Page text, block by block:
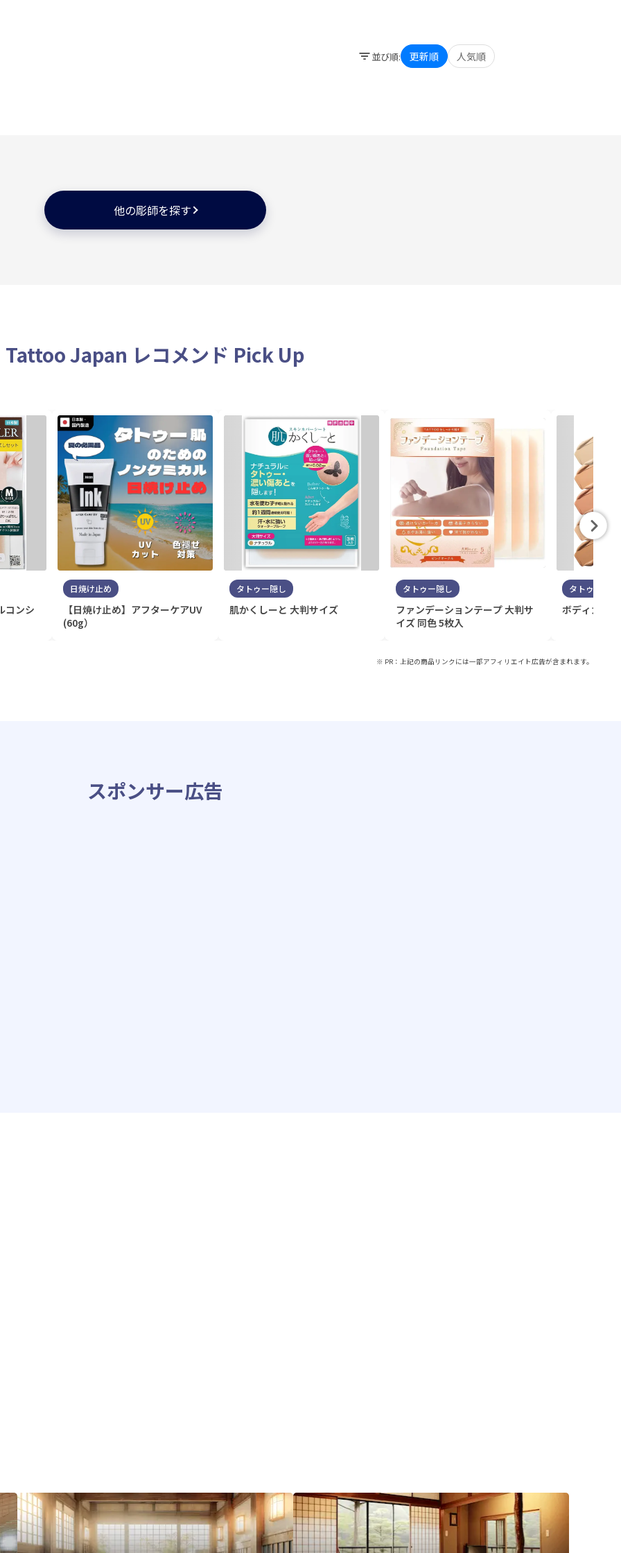
並び順: 更新順 人気順
他の彫師を探す
Tattoo Japan レコメンド Pick Up
コンシ
日焼け止め
【日焼け止め】アフターケアUV
(60g）
タトゥー隠し
肌かくしーと 大判サイズ
タトゥー隠し
ファンデーションテープ 大判サ
イズ 同色 5枚入
タトゥー隠し
ボディカバ
※ PR：上記の商品リンクには一部アフィリエイト広告が含まれます。
スポンサー広告